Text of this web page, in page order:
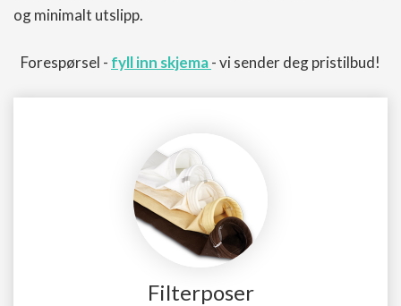
og minimalt utslipp.
Forespørsel - fyll inn skjema- vi sender deg pristilbud!
Filterposer